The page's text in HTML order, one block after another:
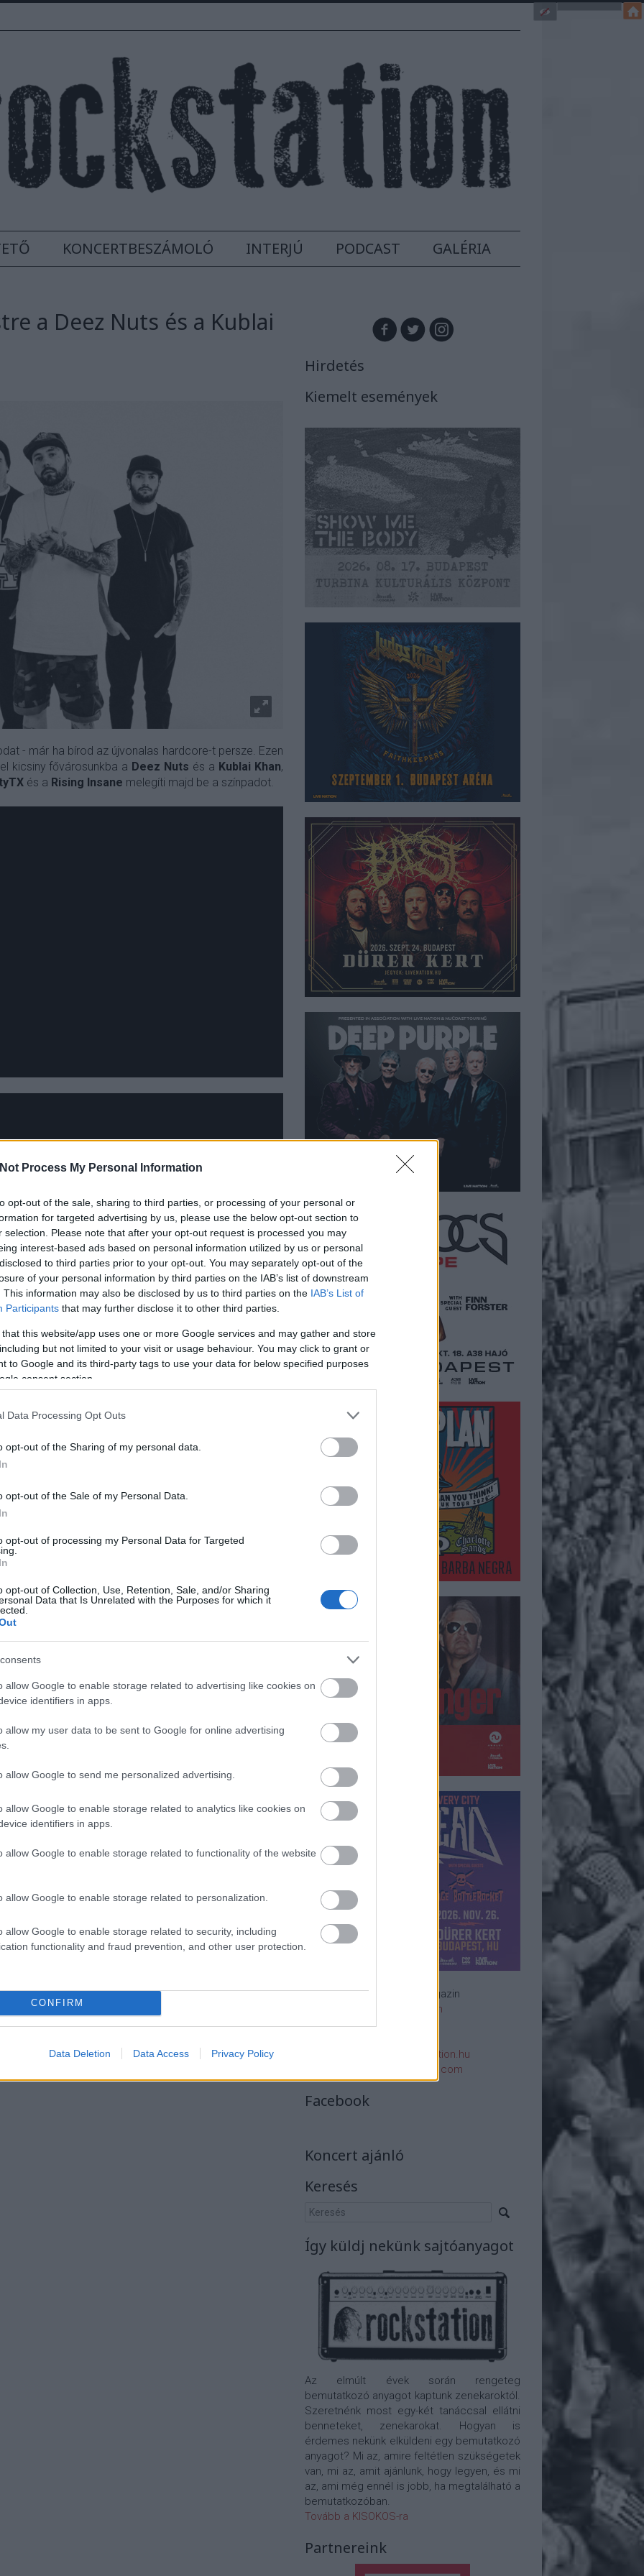
Process My Personal Information
opt-out of the sale, sharing to third parties, or processing of your personal or
for targeted advertising by us, please use the below opt-out section to
selection. Please note that after your opt-out request is processed you may
interest-based ads based on personal information utilized by us or personal
to third parties prior to your opt-out. You may separately opt-out of the
of your personal information by third parties on the IAB’s list of downstream
This information may also be disclosed by us to third parties on the IAB’s List of
Participants that may further disclose it to other third parties.
that this website/app uses one or more Google services and may gather and store
but not limited to your visit or usage behaviour. You may click to grant or
to Google and its third-party tags to use your data for below specified purposes
consent section.
Data Processing Opt Outs
opt-out of the Sharing of my personal data.
opt-out of the Sale of my Personal Data.
opt-out of processing my Personal Data for Targeted
opt-out of Collection, Use, Retention, Sale, and/or Sharing
Data that Is Unrelated with the Purposes for which it
allow Google to enable storage related to advertising like cookies on
identifiers in apps.
allow my user data to be sent to Google for online advertising
allow Google to send me personalized advertising.
allow Google to enable storage related to analytics like cookies on
identifiers in apps.
allow Google to enable storage related to functionality of the website
allow Google to enable storage related to personalization.
allow Google to enable storage related to security, including
functionality and fraud prevention, and other user protection.
CONFIRM
Data Deletion Data Access Privacy Policy
KONCERTBESZÁMOLÓ INTERJÚ PODCAST GALÉRIA
a Deez Nuts és a Kublai
- már ha bírod az újvonalas hardcore-t persze. Ezen
kicsiny fővárosunkba a Deez Nuts és a Kublai Khan,
és a Rising Insane melegíti majd be a színpadot.
eseményeITTérhető el.
deez nuts kublai khan unity-tx
trackback címe:
Kommentek:
nem vállal, azokat nem ellenőrzi. Kifogás esetén forduljon a blog
! ‐Belépés Facebookkal
Hirdetés
Kiemelt események
Rockzenei magazin
Impresszum
rsszerk@rockstation.hu
rsszerk@gmail.com
Facebook
Koncert ajánló
Keresés
Így küldj nekünk sajtóanyagot
Az elmúlt évek során rengeteg
bemutatkozó anyagot kaptunk zenekaroktól.
Szeretnénk most egy-két tanáccsal ellátni
benneteket, zenekarokat. Hogyan is
érdemes nekünk elküldeni egy bemutatkozó
anyagot? Mi az, amire feltétlen szükségetek
van, mi az, amit ajánlunk, hogy legyen, és mi
az, ami még ennél is jobb, ha megtalálható a
bemutatkozóban.
Tovább a KISOKOS-ra
Partnereink